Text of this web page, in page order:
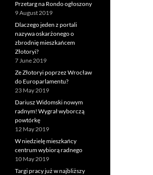
Przetarg na Rondo ogłoszony
9 August 2019
Dlaczego jeden z portali
nazywa oskarżonego o
zbrodnię mieszkańcem
Złotoryi?
7 June 2019
Ze Złotoryi poprzez Wrocław
do Europarlamentu?
23 May 2019
Dariusz Widomski nowym
radnym! Wygrał wyborczą
powtórkę
12 May 2019
W niedzielę mieszkańcy
centrum wybiorą radnego
10 May 2019
Targi pracy już w najbliższy